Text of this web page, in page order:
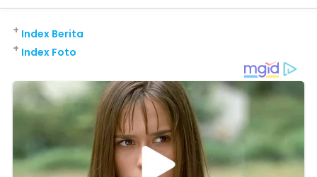
Index Berita
+
Index Foto
+